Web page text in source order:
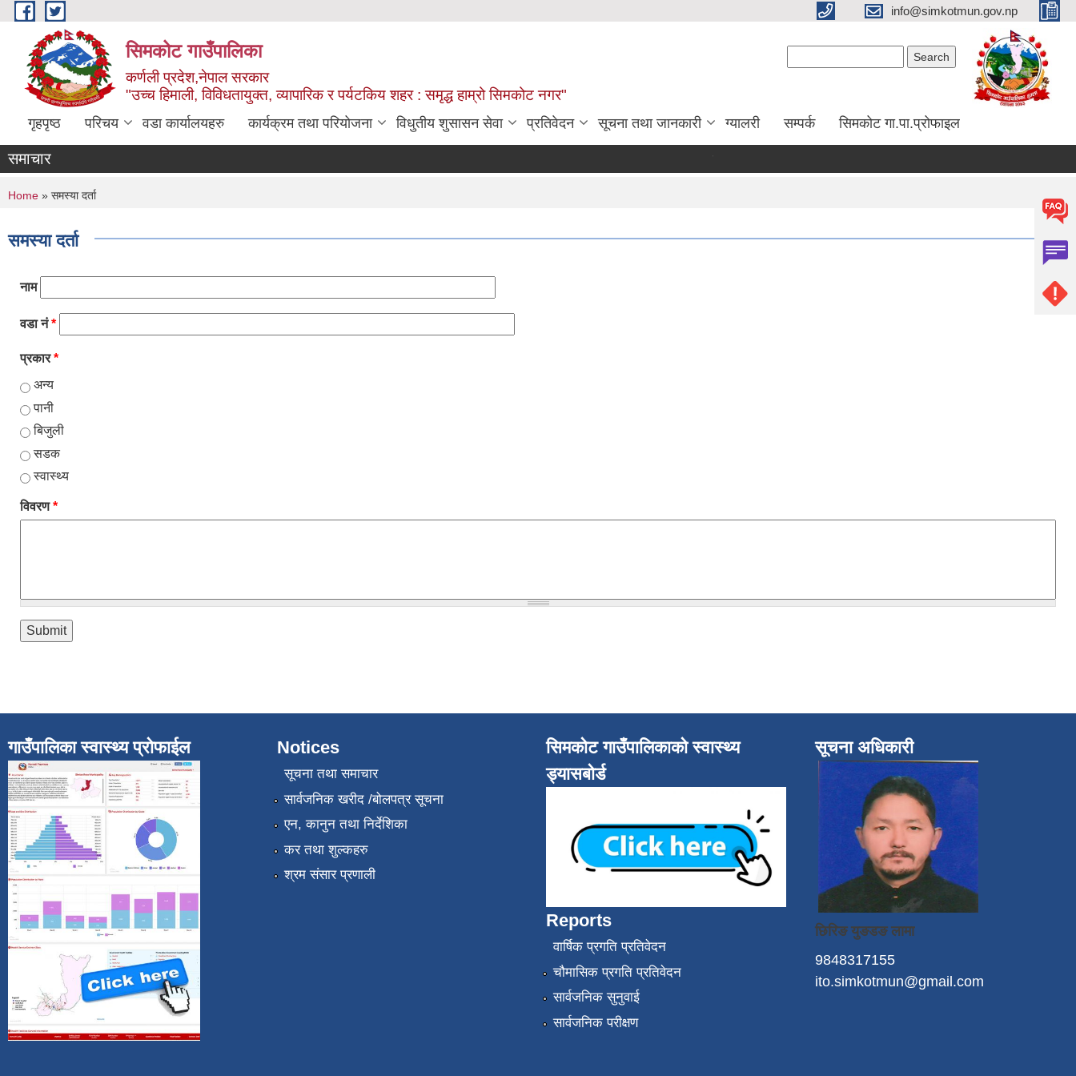
Skip to main content info@simkotmun.gov.np
सिमकोट गाउँपालिका
कर्णली प्रदेश,नेपाल सरकार
"उच्च हिमाली, विविधतायुक्त, व्यापारिक र पर्यटकिय शहर : समृद्ध हाम्रो सिमकोट नगर"
गृहपृष्ठ परिचय वडा कार्यालयहरु कार्यक्रम तथा परियोजना विधुतीय शुसासन सेवा प्रतिवेदन सूचना तथा जानकारी ग्यालरी सम्पर्क सिमकोट गा.पा.प्रोफाइल
समाचार
You are here
Home » समस्या दर्ता
समस्या दर्ता
नाम
वडा नं*
प्रकार*
अन्य
पानी
बिजुली
सडक
स्वास्थ्य
विवरण*
गाउँपालिका स्वास्थ्य प्रोफाईल Notices
सूचना तथा समाचार
सार्वजनिक खरीद /बोलपत्र सूचना
एन, कानुन तथा निर्देशिका
कर तथा शुल्कहरु
श्रम संसार प्रणाली
सिमकोट गाउँपालिकाको स्वास्थ्य
ड्यासबोर्ड
Reports
वार्षिक प्रगति प्रतिवेदन
चौमासिक प्रगति प्रतिवेदन
सार्वजनिक सुनुवाई
सार्वजनिक परीक्षण
सूचना अधिकारी
छिरिङ युङडङ लामा
9848317155
ito.simkotmun@gmail.com